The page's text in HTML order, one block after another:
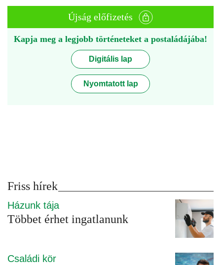
Újság előfizetés
Kapja meg a legjobb történeteket a postaládájába!
Digitális lap
Nyomtatott lap
Friss hírek
Házunk tája
Többet érhet ingatlanunk
Családi kör